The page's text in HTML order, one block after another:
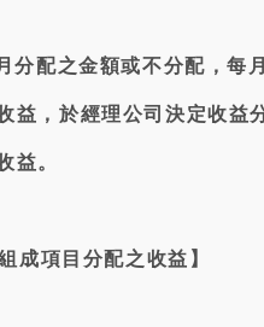
分配之金額或不分配，每
益，於經理公司決定收益
益。
成項目分配之收益】